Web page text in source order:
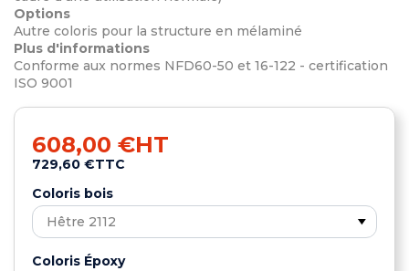
Options
Autre coloris pour la structure en mélaminé
Plus d'informations
Conforme aux normes NFD60-50 et 16-122 - certification
ISO 9001
608,00 €HT
729,60 €TTC
Coloris bois
Coloris Époxy